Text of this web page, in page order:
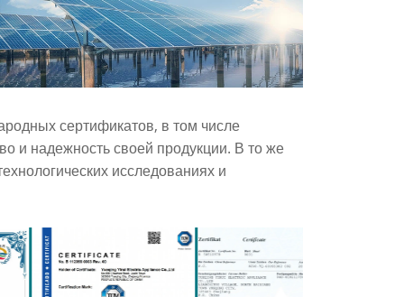
▶
сертификатов, в том числе
и надежность своей продукции. В то же
исследованиях и